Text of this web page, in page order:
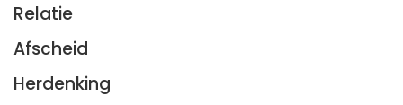
Relatie
Afscheid
Herdenking